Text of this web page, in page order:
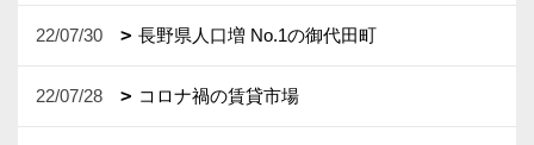
22/07/30 長野県人口増 No.1の御代田町
22/07/28 コロナ禍の賃貸市場